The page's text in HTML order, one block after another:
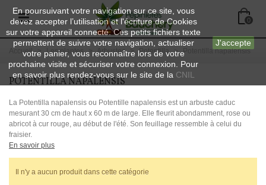
En poursuivant votre navigation sur ce site, vous
devez accepter l’utilisation et l'écriture de Cookies
sur votre appareil connecté. Ces petits fichiers texte
permettent de suivre votre navigation, actualiser
votre panier, vous reconnaître lors de votre
prochaine visite et sécuriser votre connexion. Pour
en savoir plus rendez-vous sur le site de la CNIL
J'accepte
0
Accueil > Les plantes > Arbustes > Potentilla > Potentilla napalensis
POTENTILLA NAPALENSIS
La Potentilla napalensis ou Potentille napalensis est un arbuste caduc
mesurant 30 cm de haut x 60 m de large. Elle fleurit abondamment, rose ou
abricot à cur rouge, au début de l'été. Son feuillage ressemble à celui du
fraisier.
En savoir plus
Il n'y a aucun produit dans cette catégorie